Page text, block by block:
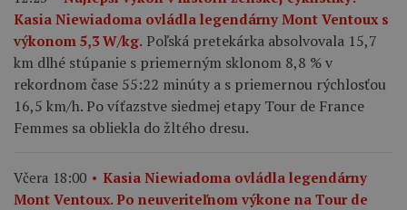
Kasia Niewiadoma ovládla legendárny Mont Ventoux s
výkonom 5,3 W/kg. Poľská pretekárka absolvovala 15,7
km dlhé stúpanie s priemerným sklonom 8,8 % v
rekordnom čase 55:22 minúty a s priemernou rýchlosťou
16,5 km/h. Po víťazstve siedmej etapy Tour de France
Femmes sa obliekla do žltého dresu.
Včera 18:00
Kasia Niewiadoma ovládla legendárny
Mont Ventoux. Po neuveriteľnom výkone na Tour de